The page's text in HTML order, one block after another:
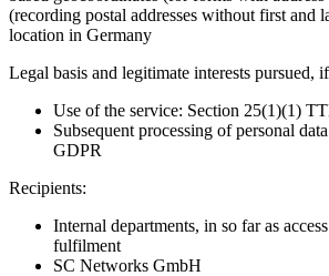
(recording postal addresses without first and
location in Germany
Legal basis and legitimate interests pursued,
Use of the service: Section 25(1)(1)
Subsequent processing of personal
GDPR
Recipients:
Internal departments, in so far as
fulfilment
SC Networks GmbH